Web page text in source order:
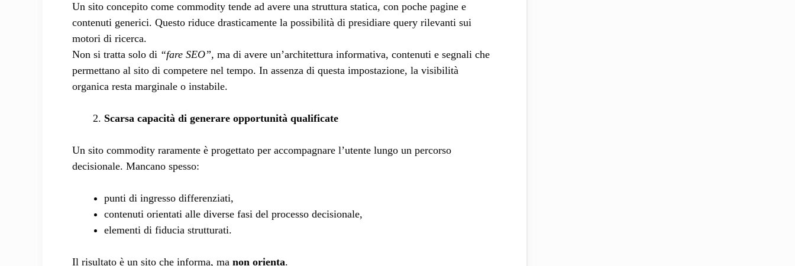
Un sito concepito come commodity tende ad avere una struttura statica, con poche pagine e
contenuti generici. Questo riduce drasticamente la possibilità di presidiare query rilevanti sui
motori di ricerca.
Non si tratta solo di “fare SEO”, ma di avere un’architettura informativa, contenuti e segnali che
permettano al sito di competere nel tempo. In assenza di questa impostazione, la visibilità
organica resta marginale o instabile.
Scarsa capacità di generare opportunità qualificate
Un sito commodity raramente è progettato per accompagnare l’utente lungo un percorso
decisionale. Mancano spesso:
punti di ingresso differenziati,
contenuti orientati alle diverse fasi del processo decisionale,
elementi di fiducia strutturati.
Il risultato è un sito che informa, ma non orienta.